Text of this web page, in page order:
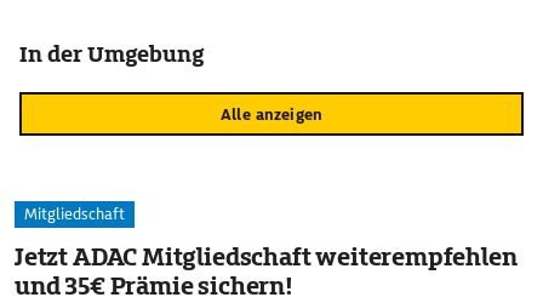
In der Umgebung
Alle anzeigen
Mitgliedschaft
Jetzt ADAC Mitgliedschaft weiterempfehlen
und 35€ Prämie sichern!